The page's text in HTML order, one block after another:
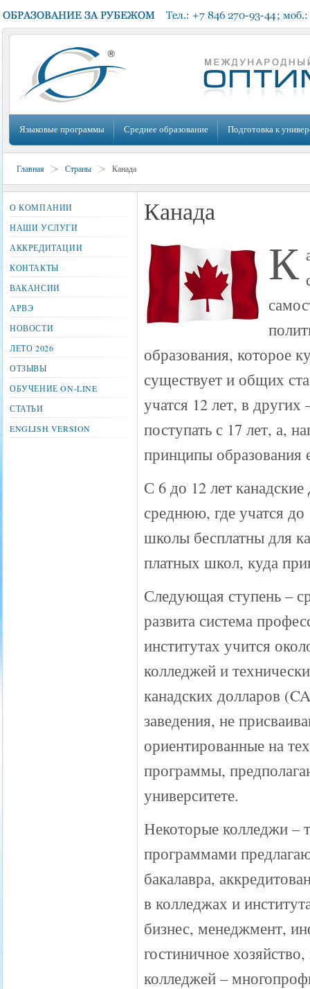
Языковые программы Среднее образование Подготовка к
Главная Страны Канада
Канада
К
образования, которое
существует и общих
учатся 12 лет, в
поступать с 17 лет, а,
принципы образования
С 6 до 12 лет
среднюю, где учатся до
школы бесплатны для
платных школ, куда
Следующая ступень –
развита система
институтах учится
колледжей и
канадских долларов
заведения, не
ориентированные на
программы,
университете.
Некоторые колледжи –
программами
бакалавра,
в колледжах и
бизнес, менеджмент,
гостиничное
колледжей –
О КОМПАНИИ
НАШИ УСЛУГИ
АККРЕДИТАЦИИ
КОНТАКТЫ
ВАКАНСИИ
АРВЭ
НОВОСТИ
ЛЕТО 2026
ОТЗЫВЫ
ОБУЧЕНИЕ ON-LINE
СТАТЬИ
ENGLISH VERSION